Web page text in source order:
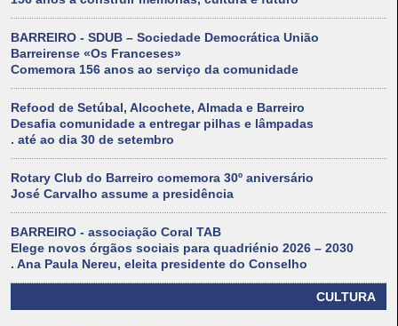
BARREIRO - SDUB – Sociedade Democrática União
Barreirense «Os Franceses»
Comemora 156 anos ao serviço da comunidade
Refood de Setúbal, Alcochete, Almada e Barreiro
Desafia comunidade a entregar pilhas e lâmpadas
. até ao dia 30 de setembro
Rotary Club do Barreiro comemora 30º aniversário
José Carvalho assume a presidência
BARREIRO - associação Coral TAB
Elege novos órgãos sociais para quadriénio 2026 – 2030
. Ana Paula Nereu, eleita presidente do Conselho
CULTURA